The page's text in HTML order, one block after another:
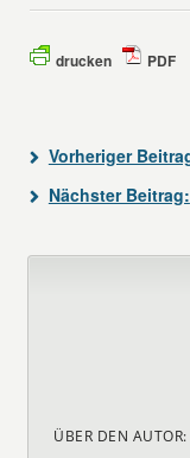
drucken PDF
Vorheriger
Nächster Beitrag:
ÜBER DEN AUTOR: